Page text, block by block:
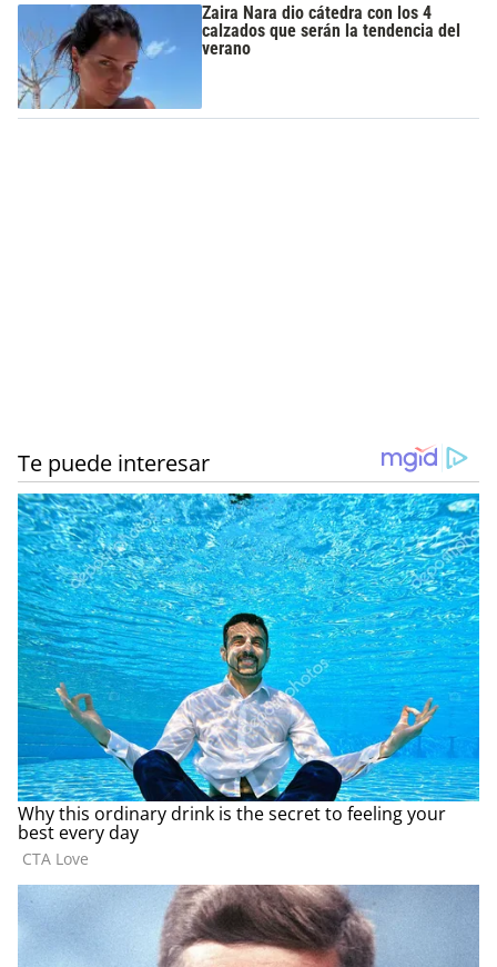
Zaira Nara dio cátedra con los 4
calzados que serán la tendencia del
verano